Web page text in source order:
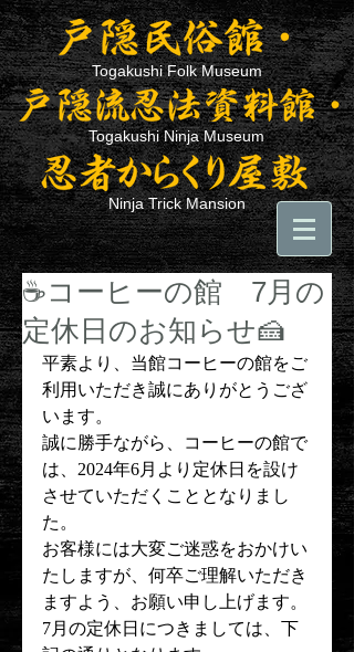
Togakushi Folk Museum
Togakushi Ninja Museum
Ninja Trick Mansion
☕コーヒーの館 7月の
定休日のお知らせ🍰
平素より、当館コーヒーの館をご
利用いただき誠にありがとうござ
います。
誠に勝手ながら、コーヒーの館で
は、2024年6月より定休日を設け
させていただくこととなりまし
た。
お客様には大変ご迷惑をおかけい
たしますが、何卒ご理解いただき
ますよう、お願い申し上げます。
7月の定休日につきましては、下